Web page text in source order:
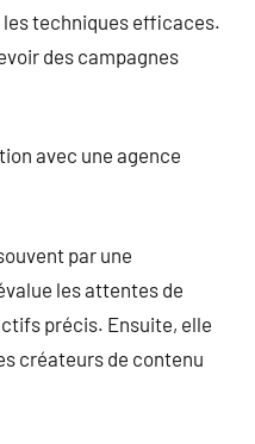
techniques efficaces.
des campagnes
avec une agence
par une
les attentes de
précis. Ensuite, elle
créateurs de contenu